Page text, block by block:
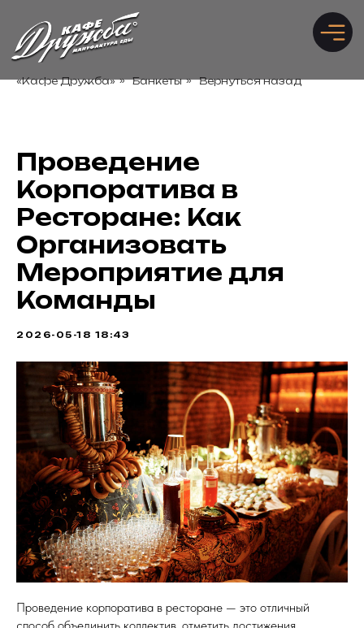
«Кафе Дружба» » Банкеты » Вернуться назад
Проведение
Корпоратива в
Ресторане: Как
Организовать
Мероприятие для
Команды
2026-05-18 18:43
Проведение корпоратива в ресторане — это отличный